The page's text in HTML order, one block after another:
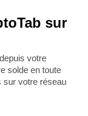
sur
votre
solde en toute
sur votre réseau